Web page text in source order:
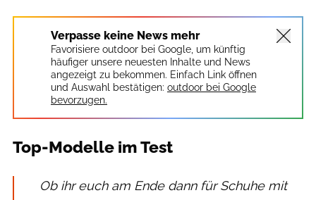
Verpasse keine News mehr
Favorisiere outdoor bei Google, um künftig
häufiger unsere neuesten Inhalte und News
angezeigt zu bekommen. Einfach Link öffnen
und Auswahl bestätigen: outdoor bei Google
bevorzugen.
Top-Modelle im Test
Ob ihr euch am Ende dann für Schuhe mit